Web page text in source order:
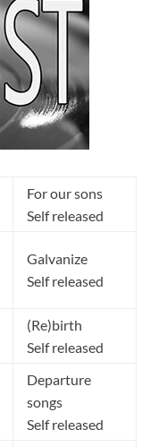
For our sons
Self released
Galvanize
Self released
(Re)birth
Self released
Departure
songs
Self released